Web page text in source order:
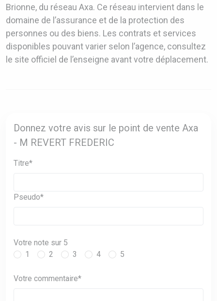
Brionne, du réseau Axa. Ce réseau intervient dans le
domaine de l’assurance et de la protection des
personnes ou des biens. Les contrats et services
disponibles pouvant varier selon l’agence, consultez
le site officiel de l’enseigne avant votre déplacement.
Donnez votre avis sur le point de vente Axa
- M REVERT FREDERIC
Titre*
Pseudo*
Votre note sur 5
1
2 3 4 5
Votre commentaire*